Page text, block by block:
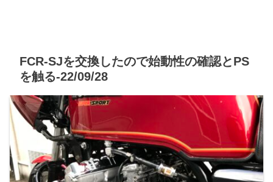
FCR-SJを交換したので始動性の確認とPS
を触る-22/09/28